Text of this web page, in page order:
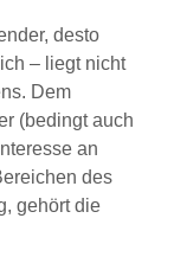
desto
– liegt nicht
Dem
(bedingt auch
an
des
gehört die